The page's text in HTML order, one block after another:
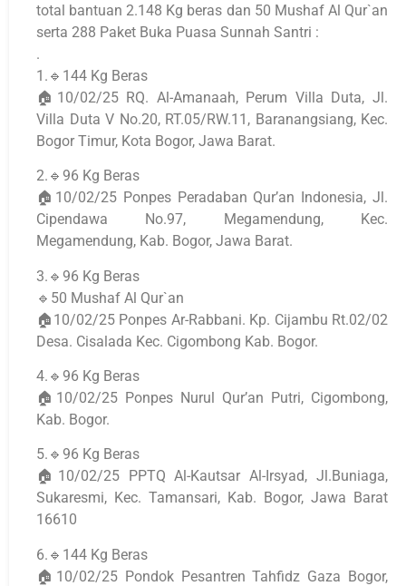
total bantuan 2.148 Kg beras dan 50 Mushaf Al Qur`an
serta 288 Paket Buka Puasa Sunnah Santri :
.
1.🔹144 Kg Beras
🏠10/02/25 RQ. Al-Amanaah, Perum Villa Duta, Jl.
Villa Duta V No.20, RT.05/RW.11, Baranangsiang, Kec.
Bogor Timur, Kota Bogor, Jawa Barat.
2.🔹96 Kg Beras
🏠10/02/25 Ponpes Peradaban Qur’an Indonesia, Jl.
Cipendawa No.97, Megamendung, Kec.
Megamendung, Kab. Bogor, Jawa Barat.
3.🔹96 Kg Beras
🔹50 Mushaf Al Qur`an
🏠10/02/25 Ponpes Ar-Rabbani. Kp. Cijambu Rt.02/02
Desa. Cisalada Kec. Cigombong Kab. Bogor.
4.🔹96 Kg Beras
🏠10/02/25 Ponpes Nurul Qur’an Putri, Cigombong,
Kab. Bogor.
5.🔹96 Kg Beras
🏠10/02/25 PPTQ Al-Kautsar Al-Irsyad, Jl.Buniaga,
Sukaresmi, Kec. Tamansari, Kab. Bogor, Jawa Barat
16610
6.🔹144 Kg Beras
🏠10/02/25 Pondok Pesantren Tahfidz Gaza Bogor,